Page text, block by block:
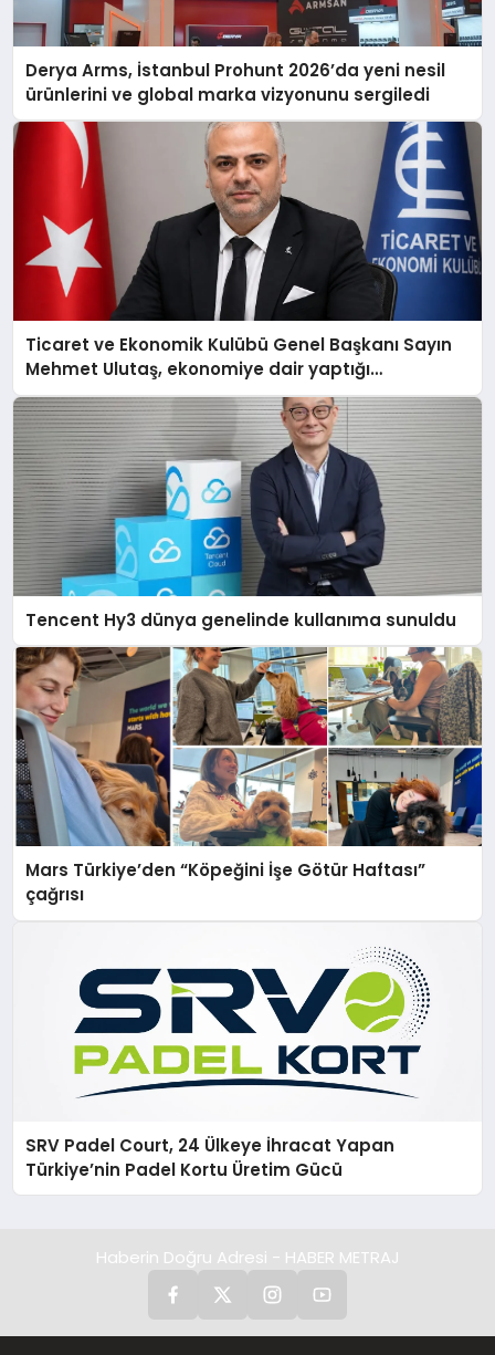
Derya Arms, İstanbul Prohunt 2026’da yeni nesil
ürünlerini ve global marka vizyonunu sergiledi
Ticaret ve Ekonomik Kulübü Genel Başkanı Sayın
Mehmet Ulutaş, ekonomiye dair yaptığı
açıklamada şunları kaydetti:
Tencent Hy3 dünya genelinde kullanıma sunuldu
Mars Türkiye’den “Köpeğini İşe Götür Haftası”
çağrısı
SRV Padel Court, 24 Ülkeye İhracat Yapan
Türkiye’nin Padel Kortu Üretim Gücü
Haberin Doğru Adresi - HABER METRAJ